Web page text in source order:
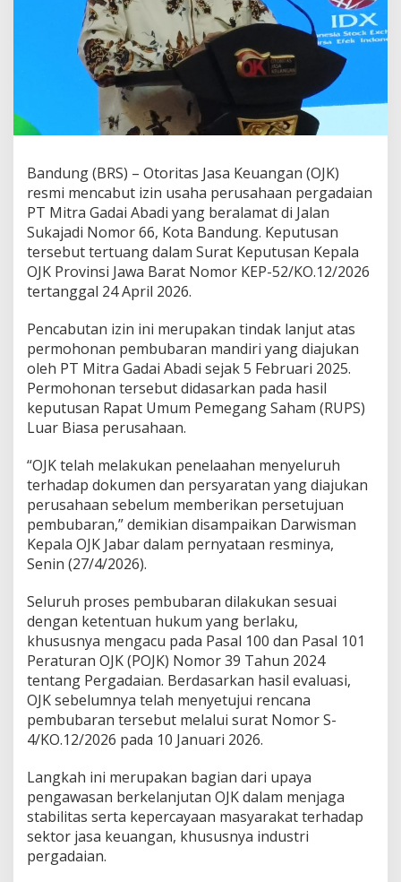
Bandung (BRS) – Otoritas Jasa Keuangan (OJK)
resmi mencabut izin usaha perusahaan pergadaian
PT Mitra Gadai Abadi yang beralamat di Jalan
Sukajadi Nomor 66, Kota Bandung. Keputusan
tersebut tertuang dalam Surat Keputusan Kepala
OJK Provinsi Jawa Barat Nomor KEP-52/KO.12/2026
tertanggal 24 April 2026.
Pencabutan izin ini merupakan tindak lanjut atas
permohonan pembubaran mandiri yang diajukan
oleh PT Mitra Gadai Abadi sejak 5 Februari 2025.
Permohonan tersebut didasarkan pada hasil
keputusan Rapat Umum Pemegang Saham (RUPS)
Luar Biasa perusahaan.
“OJK telah melakukan penelaahan menyeluruh
terhadap dokumen dan persyaratan yang diajukan
perusahaan sebelum memberikan persetujuan
pembubaran,” demikian disampaikan Darwisman
Kepala OJK Jabar dalam pernyataan resminya,
Senin (27/4/2026).
Seluruh proses pembubaran dilakukan sesuai
dengan ketentuan hukum yang berlaku,
khususnya mengacu pada Pasal 100 dan Pasal 101
Peraturan OJK (POJK) Nomor 39 Tahun 2024
tentang Pergadaian. Berdasarkan hasil evaluasi,
OJK sebelumnya telah menyetujui rencana
pembubaran tersebut melalui surat Nomor S-
4/KO.12/2026 pada 10 Januari 2026.
Langkah ini merupakan bagian dari upaya
pengawasan berkelanjutan OJK dalam menjaga
stabilitas serta kepercayaan masyarakat terhadap
sektor jasa keuangan, khususnya industri
pergadaian.